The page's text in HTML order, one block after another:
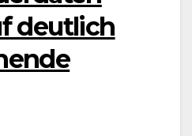
deutlich